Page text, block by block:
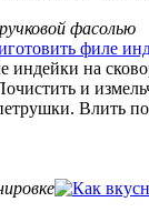
фасолью
на
и
Влить